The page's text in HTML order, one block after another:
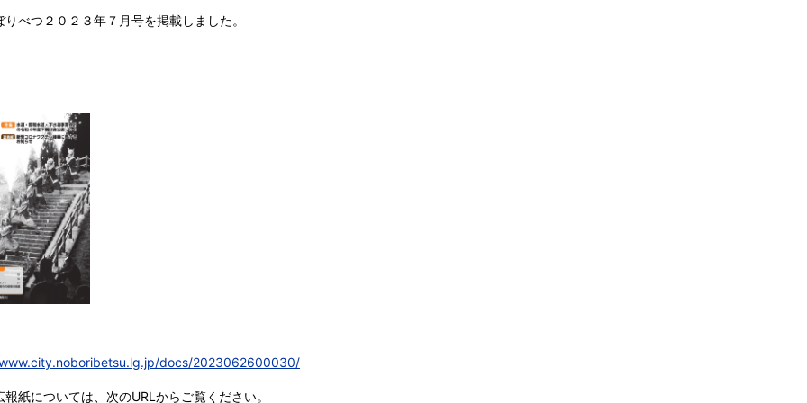
りべつ２０２３年７月号を掲載しました。
docs/2023062600030/
報紙については、次のURLからご覧ください。